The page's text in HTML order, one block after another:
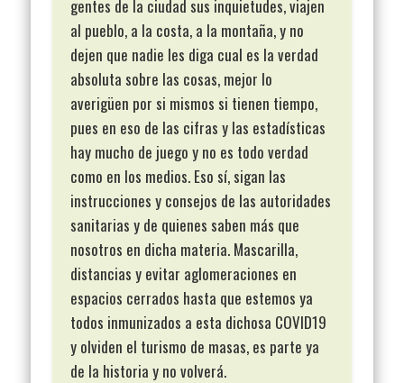
gentes de la ciudad sus inquietudes, viajen
al pueblo, a la costa, a la montaña, y no
dejen que nadie les diga cual es la verdad
absoluta sobre las cosas, mejor lo
averigüen por si mismos si tienen tiempo,
pues en eso de las cifras y las estadísticas
hay mucho de juego y no es todo verdad
como en los medios. Eso sí, sigan las
instrucciones y consejos de las autoridades
sanitarias y de quienes saben más que
nosotros en dicha materia. Mascarilla,
distancias y evitar aglomeraciones en
espacios cerrados hasta que estemos ya
todos inmunizados a esta dichosa COVID19
y olviden el turismo de masas, es parte ya
de la historia y no volverá.